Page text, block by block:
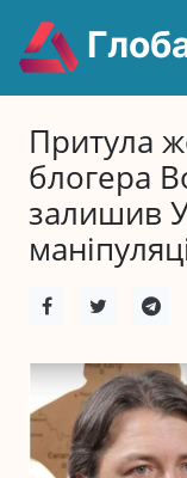
Притула
блогера
залишив